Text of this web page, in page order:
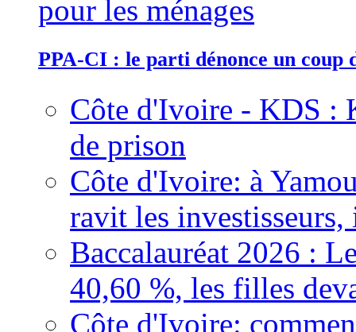
PPA-CI : le parti dénonce un coup
Côte d'Ivoire - KDS :
de prison
Côte d'Ivoire: à
ravit les
Baccalauréat 2026 :
40,60 %, les filles
Côte d'Ivoire: